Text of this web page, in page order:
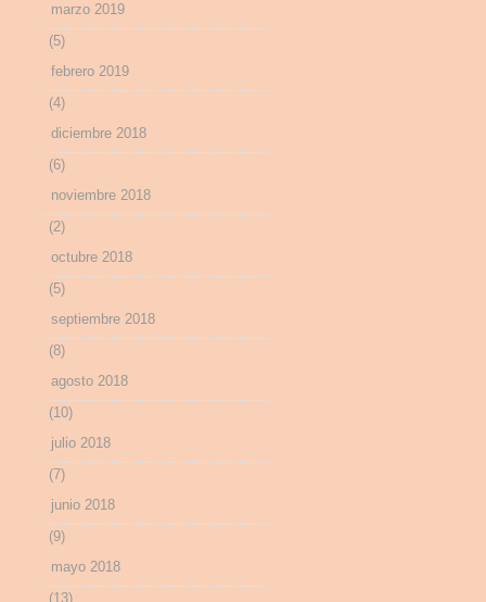
marzo 2019
(5)
febrero 2019
(4)
diciembre 2018
(6)
noviembre 2018
(2)
octubre 2018
(5)
septiembre 2018
(8)
agosto 2018
(10)
julio 2018
(7)
junio 2018
(9)
mayo 2018
(13)